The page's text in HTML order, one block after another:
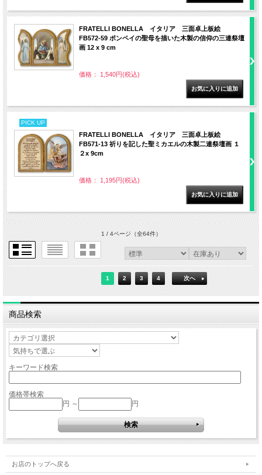
FRATELLI BONELLA イタリア 三面卓上板絵
FB572-59 ポンペイの聖母を描いた木製の信仰の三連祭壇
画 12 x 9 cm
価格： 1,540円(税込)
PICK UP
FRATELLI BONELLA イタリア 三面卓上板絵
FB571-13 祈りを記した聖ミカエルの木製二連祭壇画 １
２x 9cm
価格： 1,195円(税込)
1 / 4ページ（全64件）
1 2 3 4 次へ
商品検索
キーワード検索
価格帯検索
円 ～
円
お店のトップへ戻る